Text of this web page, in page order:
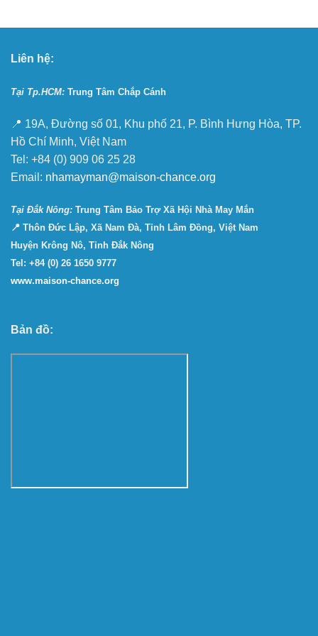
Liên hệ:
Tại Tp.HCM: Trung Tâm Chắp Cánh
📍 19A, Đường số 01, Khu phố 21, P. Bình Hưng Hòa, TP.
Hồ Chí Minh, Việt Nam
Tel: +84 (0) 909 06 25 28
Email: nhamayman@maison-chance.org
Tại Ðắk Nông: Trung Tâm Bảo Trợ Xã Hội Nhà May Mắn
📍 Thôn Đức Lập, Xã Nam Đà, Tỉnh Lâm Đồng, Việt Nam
Huyện Krông Nô, Tỉnh Đắk Nông
Tel: +84 (0) 26 1650 9777
www.maison-chance.org
Bản đồ: